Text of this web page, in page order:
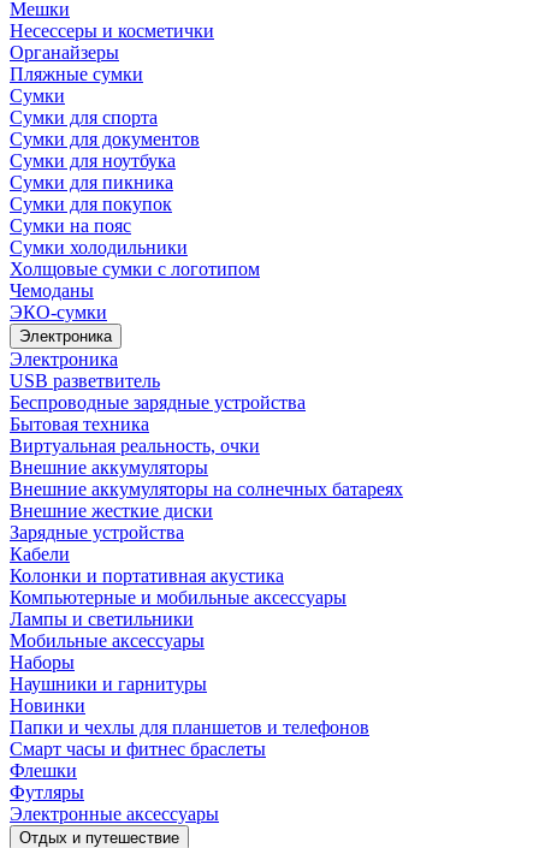
Мешки
Несессеры и косметички
Органайзеры
Пляжные сумки
Сумки
Сумки для спорта
Сумки для документов
Сумки для ноутбука
Сумки для пикника
Сумки для покупок
Сумки на пояс
Сумки холодильники
Холщовые сумки с логотипом
Чемоданы
ЭКО-сумки
Электроника
Электроника
USB разветвитель
Беспроводные зарядные устройства
Бытовая техника
Виртуальная реальность, очки
Внешние аккумуляторы
Внешние аккумуляторы на солнечных батареях
Внешние жесткие диски
Зарядные устройства
Кабели
Колонки и портативная акустика
Компьютерные и мобильные аксессуары
Лампы и светильники
Мобильные аксессуары
Наборы
Наушники и гарнитуры
Новинки
Папки и чехлы для планшетов и телефонов
Смарт часы и фитнес браслеты
Флешки
Футляры
Электронные аксессуары
Отдых и путешествие